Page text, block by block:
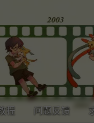
程 问题反馈